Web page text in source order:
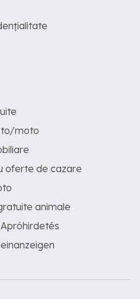
moto
oferte de cazare
animale